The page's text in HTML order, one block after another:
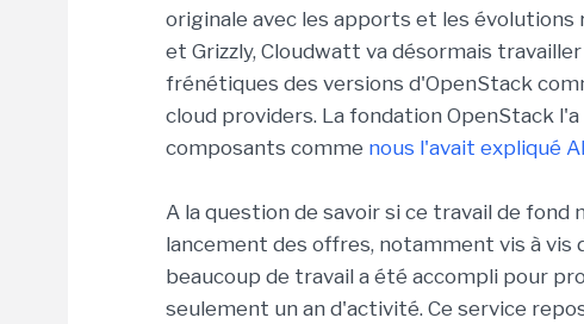
originale avec les apports et les évolutions
et Grizzly, Cloudwatt va désormais
frénétiques des versions d'OpenStack
cloud providers. La fondation OpenStack
composants comme nous l'avait expliqué
A la question de savoir si ce travail de
lancement des offres, notamment vis à vis
beaucoup de travail a été accompli pour
seulement un an d'activité. Ce service